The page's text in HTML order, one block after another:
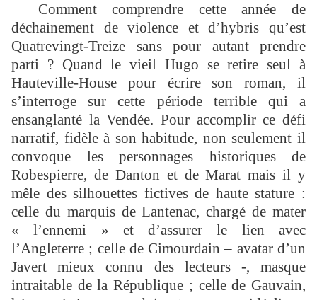
Comment comprendre cette année de
déchainement de violence et d’hybris qu’est
Quatrevingt-Treize sans pour autant prendre
parti ? Quand le vieil Hugo se retire seul à
Hauteville-House pour écrire son roman, il
s’interroge sur cette période terrible qui a
ensanglanté la Vendée. Pour accomplir ce défi
narratif, fidèle à son habitude, non seulement il
convoque les personnages historiques de
Robespierre, de Danton et de Marat mais il y
mêle des silhouettes fictives de haute stature :
celle du marquis de Lantenac, chargé de mater
« l’ennemi » et d’assurer le lien avec
l’Angleterre ; celle de Cimourdain – avatar d’un
Javert mieux connu des lecteurs -, masque
intraitable de la République ; celle de Gauvain,